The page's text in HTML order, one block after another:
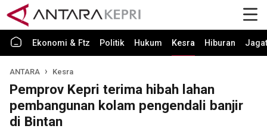
Ekonomi & Ftz Politik Hukum Kesra Hiburan Jagat
ANTARA Kesra
Pemprov Kepri terima hibah lahan
pembangunan kolam pengendali banjir
di Bintan